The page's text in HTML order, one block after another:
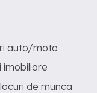
auto/moto
imobiliare
de munca